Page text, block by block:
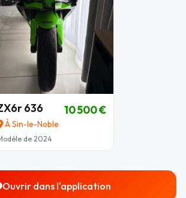
636
À Sin-le-Noble
de 2024
10 500 €
Ouvrir dans l'application